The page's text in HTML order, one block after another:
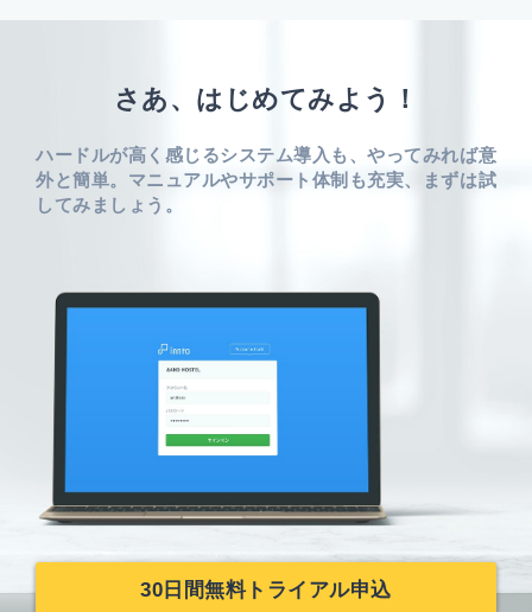
さあ、はじめてみよう！
ハードルが高く感じるシステム導入も、やってみれば意
外と簡単。 マニュアルやサポート体制も充実、まずは試
してみましょう。
30日間無料トライアル申込